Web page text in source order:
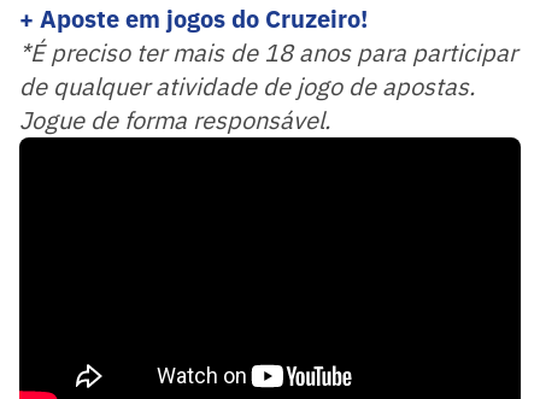
+ Aposte em jogos do Cruzeiro!
*É preciso ter mais de 18 anos para participar
de qualquer atividade de jogo de apostas.
Jogue de forma responsável.